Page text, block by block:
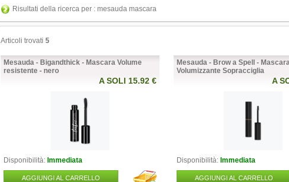
Risultati della ricerca per : mesauda mascara
Articoli trovati 5
Mesauda - Bigandthick - Mascara Volume
resistente - nero
A SOLI 15.92 €
Disponibilità: Immediata
AGGIUNGI AL CARRELLO
Mesauda - Brow a Spell -
Volumizzante Sopracciglia
A
Disponibilità: Immediata
AGGIUNGI AL CARRELLO